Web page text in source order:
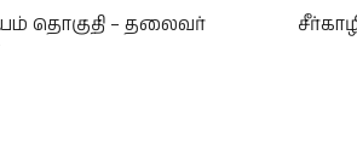
தொகுதி – தலைவர்